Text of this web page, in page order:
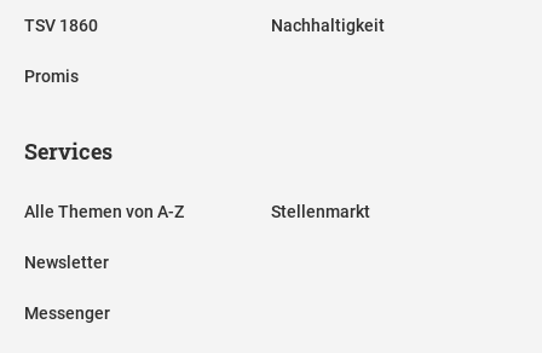
TSV 1860
Promis
Nachhaltigkeit
Services
Alle Themen von A-Z
Newsletter
Messenger
Stellenmarkt